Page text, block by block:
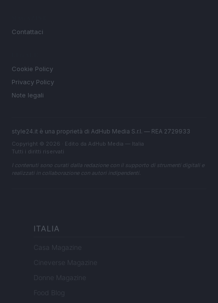
Contattaci
Cookie Policy
Privacy Policy
Note legali
style24.it è una proprietà di AdHub Media S.r.l. — REA 2729933
Copyright © 2026 · Edito da AdHub Media — Italia
Tutti i diritti riservati
I contenuti sono curati dalla redazione con il supporto di strumenti digitali e
realizzati in collaborazione con autori indipendenti.
ITALIA
Casa Magazine
Cineverse Magazine
Donne Magazine
Food Blog